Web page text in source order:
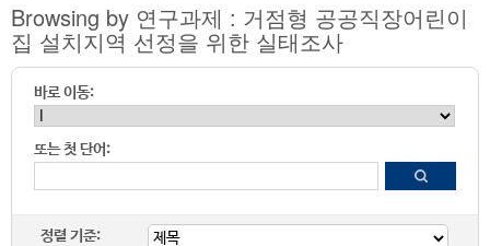
Browsing by 연구과제 : 거점형 공공직장어린이
집 설치지역 선정을 위한 실태조사
바로 이동:
또는 첫 단어:
정렬 기준: